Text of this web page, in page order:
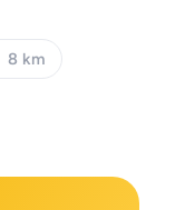
8 km